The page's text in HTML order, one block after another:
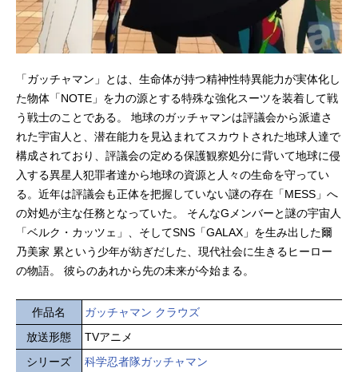
「ガッチャマン」とは、生命体が持つ精神性特異能力が実体化し
た物体「NOTE」を力の源とする特殊な強化スーツを装着して戦
う戦士のことである。 地球のガッチャマンは評議会から派遣さ
れた宇宙人と、潜在能力を見込まれてスカウトされた地球人達で
構成されており、評議会の定める保護観察処分に背いて地球に侵
入する異星人犯罪者達から地球の資源と人々の生命を守ってい
る。近年は評議会も正体を把握していない謎の存在「MESS」へ
の対処が主な任務となっていた。 そんなGメンバーと謎の宇宙人
「ベルク・カッツェ」、そしてSNS「GALAX」を生み出した爾
乃美家 累という少年が紡ぎだした、現代社会に生きるヒーロー
の物語。 彼らのあれから先の未来が今始まる。
作品名
ガッチャマン クラウズ
放送形態
TVアニメ
シリーズ
科学忍者隊ガッチャマン